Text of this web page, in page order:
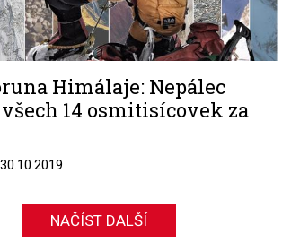
Himálaje: Nepálec
14 osmitisícovek za
30.10.2019
NAČÍST DALŠÍ